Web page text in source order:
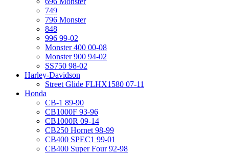
749
796 Monster
848
996 99-02
Monster 400 00-08
Monster 900 94-02
SS750 98-02
Harley-Davidson
Street Glide FLHX1580 07-11
Honda
CB-1 89-90
CB1000F 93-96
CB1000R 09-14
CB250 Hornet 98-99
CB400 SPEC1 99-01
CB400 Super Four 92-98